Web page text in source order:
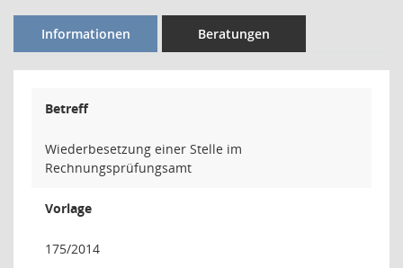
Informationen Beratungen
Betreff
Wiederbesetzung einer Stelle im
Rechnungsprüfungsamt
Vorlage
175/2014